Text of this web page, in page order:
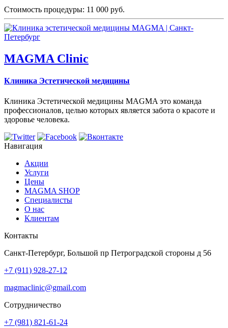
Стоимость процедуры: 11 000 руб.
MAGMA Clinic
Клиника Эстетической медицины
Клиника Эстетической медицины MAGMA это команда
профессионалов, целью которых является забота о красоте и
здоровье человека.
Навигация
Акции
Услуги
Цены
MAGMA SHOP
Специалисты
О нас
Клиентам
Контакты
Санкт-Петербург, Большой пр Петроградской стороны д 56
+7 (911) 928-27-12
magmaclinic@gmail.com
Сотрудничество
+7 (981) 821-61-24